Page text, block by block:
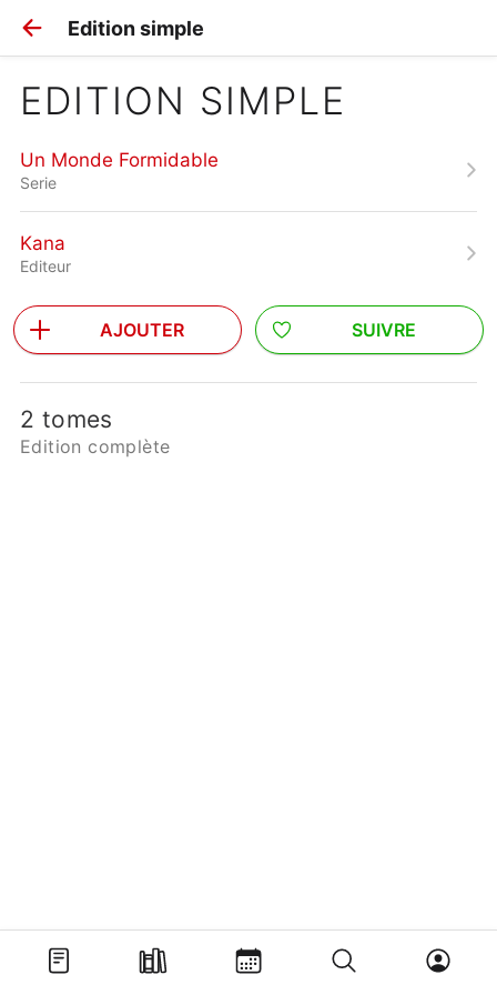
Edition simple
EDITION SIMPLE
Un Monde Formidable
Serie
Kana
Editeur
AJOUTER SUIVRE
2 tomes
Edition complète